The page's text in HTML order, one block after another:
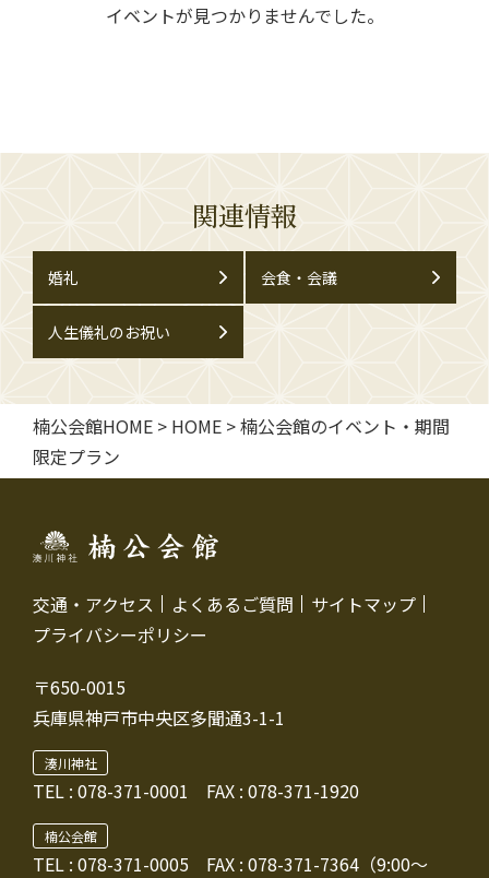
イベントが見つかりませんでした。
関連情報
婚礼 会食・会議
人生儀礼のお祝い
楠公会館HOME > HOME >楠公会館のイベント・期間
限定プラン
交通・アクセス よくあるご質問
サイトマップ
プライバシーポリシー
〒650-0015
兵庫県神戸市中央区多聞通3-1-1
湊川神社
TEL : 078-371-0001 FAX : 078-371-1920
楠公会館
TEL : 078-371-0005 FAX : 078-371-7364（9:00～